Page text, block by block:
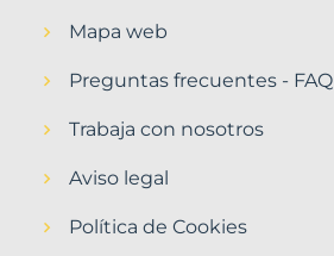
Mapa web
Preguntas frecuentes - FAQ
Trabaja con nosotros
Aviso legal
Política de Cookies